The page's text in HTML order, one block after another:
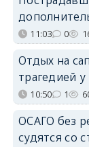
11:03 0
Отдых на
трагедией
10:50 1
ОСАГО без
судятся со